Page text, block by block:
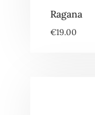
Ragana
€19.00